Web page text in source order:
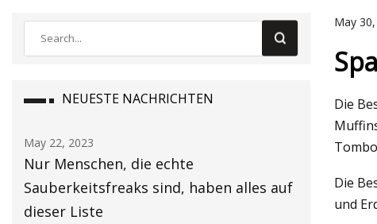
NEUESTE NACHRICHTEN
May 22, 2023
Nur Menschen, die echte
Sauberkeitsfreaks sind, haben alles auf
dieser Liste
May 24, 2023
heraus
May
Die
Die
und